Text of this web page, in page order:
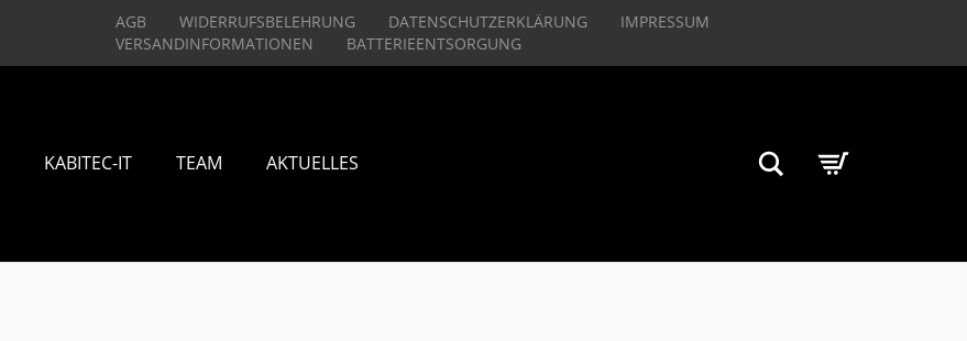
AGB WIDERRUFSBELEHRUNG DATENSCHUTZERKLÄRUNG
IMPRESSUM
VERSANDINFORMATIONEN
BATTERIEENTSORGUNG
KABITEC-IT TEAM AKTUELLES Suchen